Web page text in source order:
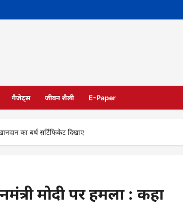
गैजेट्स जीवन शैली E-Paper
का बर्थ सर्टिफिकेट दिखाए
मोदी पर हमला : कहा